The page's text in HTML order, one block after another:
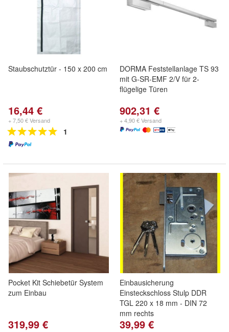
Staubschutztür - 150 x 200 cm
16,44 €
+ 7,50 € Versand
1
DORMA Feststellanlage TS 93
mit G-SR-EMF 2/V für 2-
flügelige Türen
902,31 €
+ 4,90 € Versand
Pocket Kit Schiebetür System
zum Einbau
319,99 €
Einbausicherung
Einsteckschloss Stulp DDR
TGL 220 x 18 mm - DIN 72
mm rechts
39,99 €